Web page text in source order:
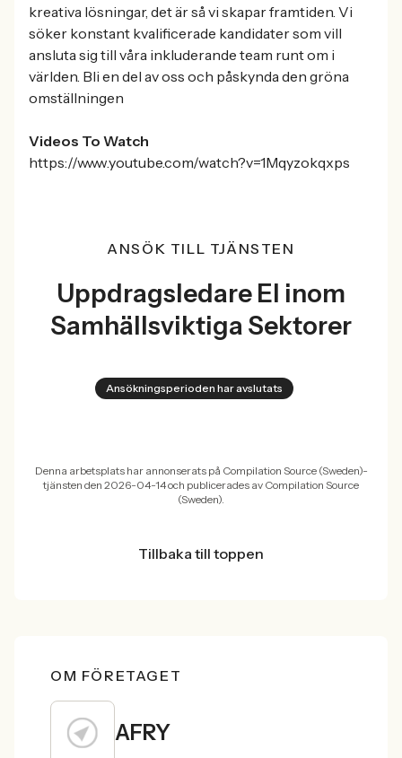
kreativa lösningar, det är så vi skapar framtiden. Vi
söker konstant kvalificerade kandidater som vill
ansluta sig till våra inkluderande team runt om i
världen. Bli en del av oss och påskynda den gröna
omställningen
Videos To Watch
https://www.youtube.com/watch?v=1Mqyzokqxps
ANSÖK TILL TJÄNSTEN
Uppdragsledare El inom
Samhällsviktiga Sektorer
Ansökningsperioden har avslutats
Denna arbetsplats har annonserats på Compilation Source (Sweden)-
tjänsten den 2026-04-14 och publicerades av Compilation Source
(Sweden).
Tillbaka till toppen
OM FÖRETAGET
AFRY